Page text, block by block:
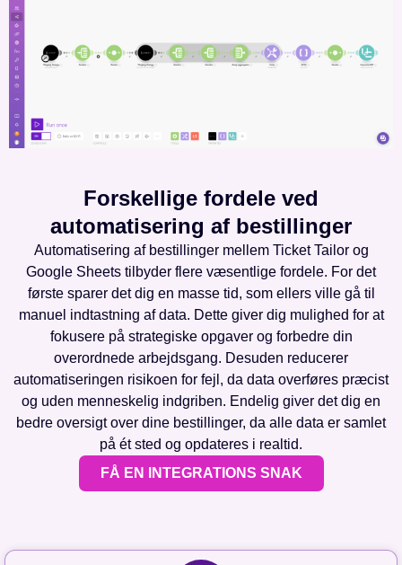
Forskellige fordele ved
automatisering af bestillinger
Automatisering af bestillinger mellem Ticket Tailor og
Google Sheets tilbyder flere væsentlige fordele. For det
første sparer det dig en masse tid, som ellers ville gå til
manuel indtastning af data. Dette giver dig mulighed for at
fokusere på strategiske opgaver og forbedre din
overordnede arbejdsgang. Desuden reducerer
automatiseringen risikoen for fejl, da data overføres præcist
og uden menneskelig indgriben. Endelig giver det dig en
bedre oversigt over dine bestillinger, da alle data er samlet
på ét sted og opdateres i realtid.
FÅ EN INTEGRATIONS SNAK